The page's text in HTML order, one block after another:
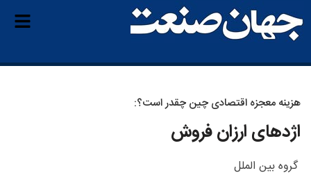
هزینه معجزه اقتصادی چین چقدر است؟:
اژدهای ارزان فروش
گروه بین الملل